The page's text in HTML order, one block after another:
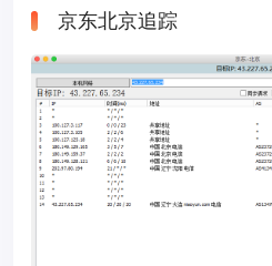
京东北京追踪